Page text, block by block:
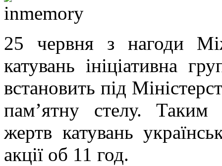
25 червня з нагоди
катувань ініціативна
встановить під
пам’ятну стелу. Таким
жертв катувань
акції об 11 год.